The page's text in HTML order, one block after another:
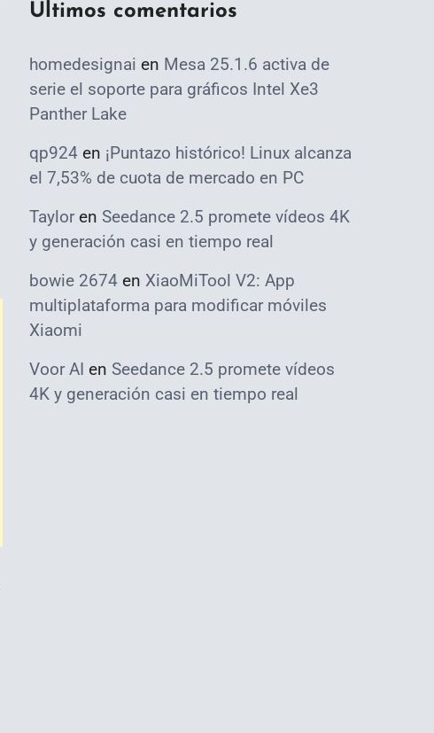
Ultimos comentarios
homedesignai en Mesa 25.1.6 activa de
serie el soporte para gráficos Intel Xe3
Panther Lake
qp924 en ¡Puntazo histórico! Linux alcanza
el 7,53% de cuota de mercado en PC
Taylor en Seedance 2.5 promete vídeos 4K
y generación casi en tiempo real
bowie 2674 en XiaoMiTool V2: App
multiplataforma para modificar móviles
Xiaomi
Voor AI en Seedance 2.5 promete vídeos
4K y generación casi en tiempo real